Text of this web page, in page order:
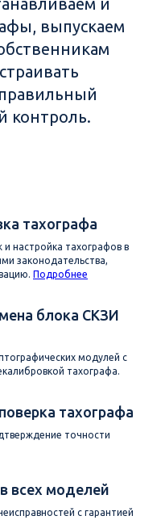
и
выпускаем
контроль.
тахографа
настройка тахографов в
законодательства,
Подробнее
блока СКЗИ
модулей с
тахографа.
тахографа
точности
всех моделей
с гарантией